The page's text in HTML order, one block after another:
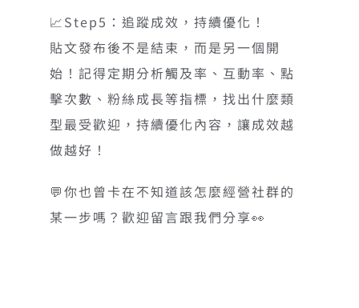
📈Step5：追蹤成效，持續優化！
貼文發布後不是結束，而是另一個開
始！記得定期分析觸及率、互動率、點
擊次數、粉絲成長等指標，找出什麼類
型最受歡迎，持續優化內容，讓成效越
做越好！
💬你也曾卡在不知道該怎麼經營社群的
某一步嗎？歡迎留言跟我們分享👀